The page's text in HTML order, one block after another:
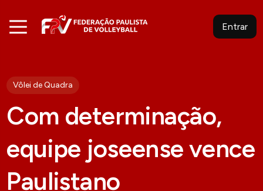
Entrar
Vôlei de Quadra
Com determinação,
equipe joseense vence
Paulistano